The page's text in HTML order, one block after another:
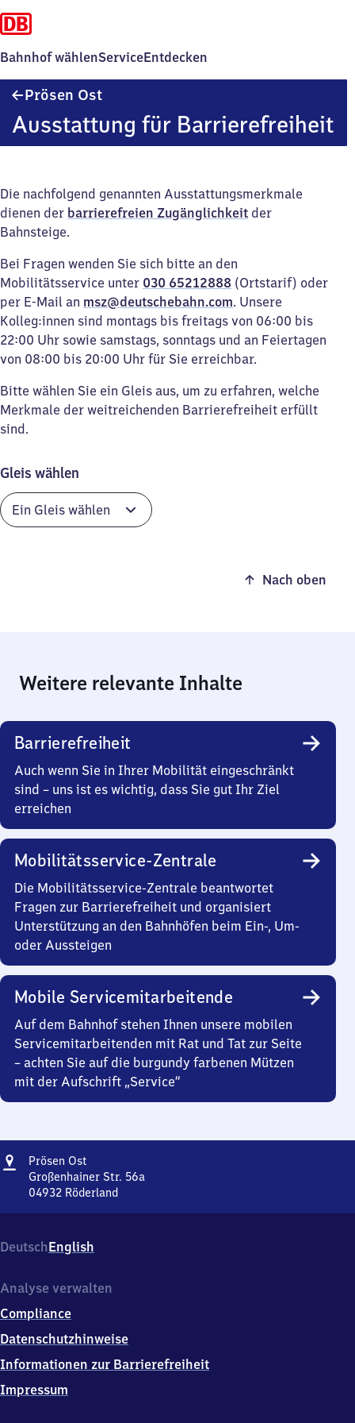
Bahnhof wählenServiceEntdecken
Prösen Ost
Ausstattung für Barrierefreiheit
Die nachfolgend genannten Ausstattungsmerkmale
dienen der barrierefreien Zugänglichkeit der
Bahnsteige.
Bei Fragen wenden Sie sich bitte an den
Mobilitätsservice unter 030 65212888 (Ortstarif) oder
per E-Mail an msz@deutschebahn.com. Unsere
Kolleg:innen sind montags bis freitags von 06:00 bis
22:00 Uhr sowie samstags, sonntags und an Feiertagen
von 08:00 bis 20:00 Uhr für Sie erreichbar.
Bitte wählen Sie ein Gleis aus, um zu erfahren, welche
Merkmale der weitreichenden Barrierefreiheit erfüllt
sind.
Gleis wählen
Nach oben
Weitere relevante Inhalte
Barrierefreiheit
Auch wenn Sie in Ihrer Mobilität eingeschränkt
sind – uns ist es wichtig, dass Sie gut Ihr Ziel
erreichen
Mobilitätsservice-Zentrale
Die Mobilitätsservice-Zentrale beantwortet
Fragen zur Barrierefreiheit und organisiert
Unterstützung an den Bahnhöfen beim Ein-, Um-
oder Aussteigen
Mobile Servicemitarbeitende
Auf dem Bahnhof stehen Ihnen unsere mobilen
Servicemitarbeitenden mit Rat und Tat zur Seite
– achten Sie auf die burgundy farbenen Mützen
mit der Aufschrift „Service“
Adresse
Prösen Ost
Ost
Großenhainer Str. 56a
04932 Röderland
Großenhainer
Str.
0
9
3
Röderland
DeutschEnglish
Analyse verwalten
Compliance
Datenschutzhinweise
Informationen zur Barrierefreiheit
Impressum